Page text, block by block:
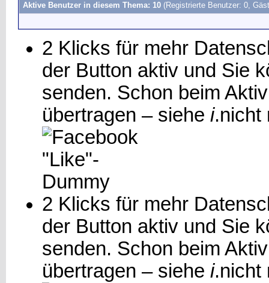
Aktive Benutzer in diesem Thema: 10 (Registrierte Benutzer: 0,
2 Klicks für mehr
der Button aktiv und Sie
senden. Schon beim
übertragen – siehe i.nicht
2 Klicks für mehr
der Button aktiv und Sie
senden. Schon beim
übertragen – siehe i.nicht